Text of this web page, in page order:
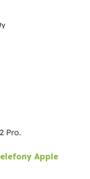
Pro.
Apple